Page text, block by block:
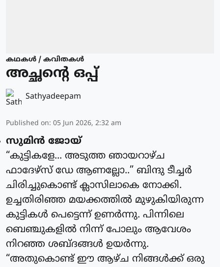
കഥകള്‍ / കവിതകള്‍
അച്ഛന്റെ ഒപ്പ്
Sathyadeepam
Published on: 05 Jun 2026, 2:32 am
സുമിൻ ജോയ്
“കുട്ടികളേ... അടുത്ത ഞായറാഴ്ച
ഫാദേഴ്സ് ഡേ ആണല്ലോ..” ബിന്ദു ടീച്ചർ
ചിരിച്ചുകൊണ്ട് ക്ലാസിലാകെ നോക്കി.
ഉച്ചതിരിഞ്ഞ മയക്കത്തിൽ മുഴുകിയിരുന്ന
കുട്ടികൾ പെട്ടെന്ന് ഉണർന്നു. പിന്നിലെ
ബെഞ്ചുകളിൽ നിന്ന് പോലും ആവേശം
നിറഞ്ഞ ശബ്ദങ്ങൾ ഉയർന്നു.
“അതുകൊണ്ട് ഈ ആഴ്ച നിങ്ങൾക്ക് ഒരു